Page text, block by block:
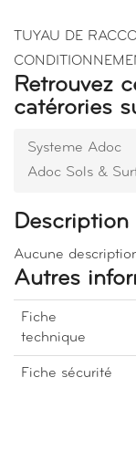
TUYAU DE
Retrouvez
catérories
Systeme Adoc
Adoc Sols &
Description
Aucune
Autres
Fiche
technique
Fiche sécurité